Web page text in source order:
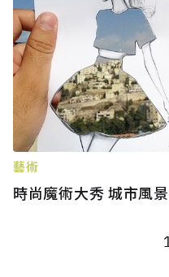
藝術
時尚魔術大秀 城市風